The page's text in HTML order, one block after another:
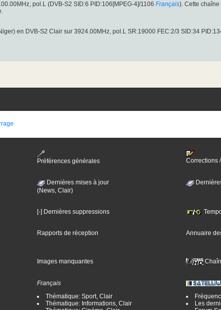
pol.L (DVB-S2 SID:6 PID:106[MPEG-4]/1106 Français). Cette chaîne
en DVB-S2 Clair sur 3924.00MHz, pol.L SR:19000 FEC:2/3 SID:34
Préférences générales
Corrections
Dernières mises à jour
(News, Clair)
[-] Dernières suppressions
Rapports de réception Annuaire
Images manquantes
Français
Thématique: Sport, Clair
Thématique: Informations, Clair
Les